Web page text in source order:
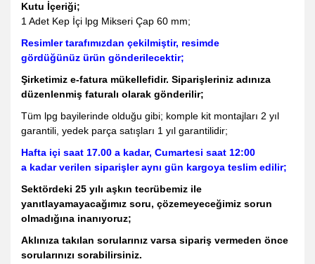
Kutu İçeriği;
1 Adet Kep İçi lpg Mikseri Çap 60 mm;
Resimler tarafımızdan çekilmiştir, resimde
gördüğünüz ürün gönderilecektir;
Şirketimiz e-fatura mükellefidir. Siparişleriniz adınıza
düzenlenmiş faturalı olarak gönderilir;
Tüm lpg bayilerinde olduğu gibi; komple kit montajları 2 yıl
garantili, yedek parça satışları 1 yıl garantilidir;
Hafta içi saat 17.00 a kadar, Cumartesi saat 12:00
a kadar verilen siparişler aynı gün kargoya teslim edilir;
Sektördeki 25 yılı aşkın tecrübemiz ile
yanıtlayamayacağımız soru, çözemeyeceğimiz sorun
olmadığına inanıyoruz;
Aklınıza takılan sorularınız varsa sipariş vermeden önce
sorularınızı sorabilirsiniz.